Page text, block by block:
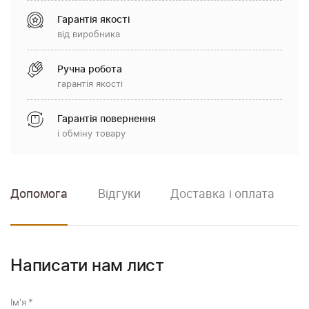
Гарантія якості
від виробника
Ручна робота
гарантія якості
Гарантія повернення
і обміну товару
Допомога Відгуки Доставка і оплата
Написати нам лист
Ім'я *